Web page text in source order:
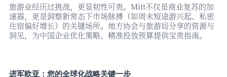
旅游业经历过挑战，更显韧性可贵。 Mitt不仅是商业复苏的加
速器，更是洞察新常态下市场脉搏（如周末短途游兴起、私密
住宿偏好增长）的关键场所。地方协会与旅游局分享的资源与
洞见，为中国企业优化策略、精准投放预算提供宝贵指南。
进军欧亚：您的全球化战略关键一步